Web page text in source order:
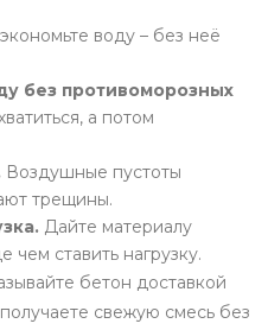
воду – без неё
без противоморозных
а потом
Воздушные пустоты
трещины.
Дайте материалу
чем ставить нагрузку.
бетон доставкой
свежую смесь без